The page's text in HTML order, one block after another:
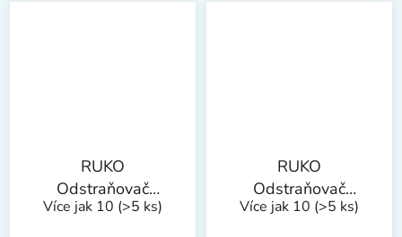
RUKO
Odstraňovač
otřepů E200
Více jak 10 (>5 ks)
RUKO
Odstraňovač
otřepů E300
Více jak 10 (>5 ks)